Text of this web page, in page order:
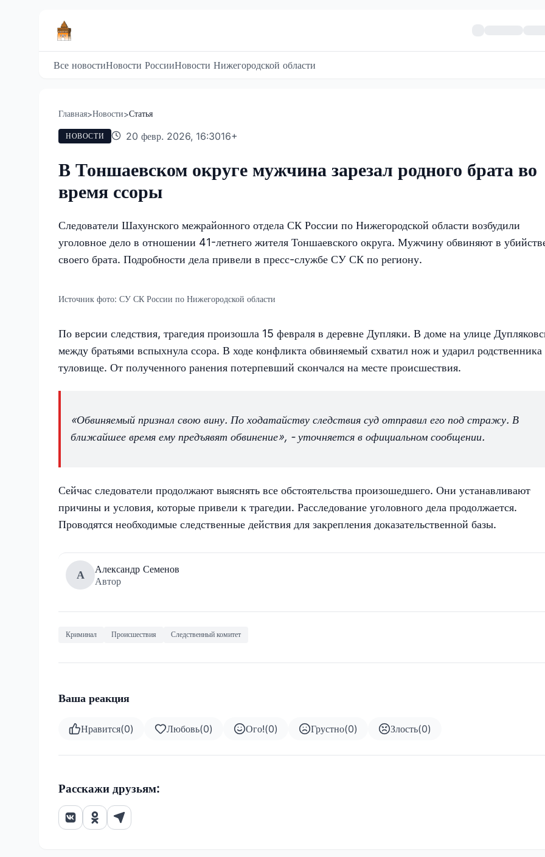
Все новостиНовости РоссииНовости Нижегородской области
Главная>Новости>Статья
НОВОСТИ 20 февр. 2026, 16:3016+
В Тоншаевском округе мужчина зарезал родного брата во
время ссоры
Следователи Шахунского межрайонного отдела СК России по Нижегородской области возбудили
уголовное дело в отношении 41-летнего жителя Тоншаевского округа. Мужчину обвиняют в
своего брата. Подробности дела привели в пресс-службе СУ СК по региону.
Источник фото: СУ СК России по Нижегородской области
По версии следствия, трагедия произошла 15 февраля в деревне Дупляки. В доме на улице
между братьями вспыхнула ссора. В ходе конфликта обвиняемый схватил нож и ударил родственника
туловище. От полученного ранения потерпевший скончался на месте происшествия.
«Обвиняемый признал свою вину. По ходатайству следствия суд отправил его под стражу. В
ближайшее время ему предъявят обвинение», - уточняется в официальном сообщении.
Сейчас следователи продолжают выяснять все обстоятельства произошедшего. Они устанавливают
причины и условия, которые привели к трагедии. Расследование уголовного дела продолжается.
Проводятся необходимые следственные действия для закрепления доказательственной базы.
А
Александр Семенов
Автор
Криминал Происшествия Следственный комитет
Ваша реакция
Нравится(0) Любовь(0) Ого!(0) Грустно(0) Злость(0)
Расскажи друзьям: